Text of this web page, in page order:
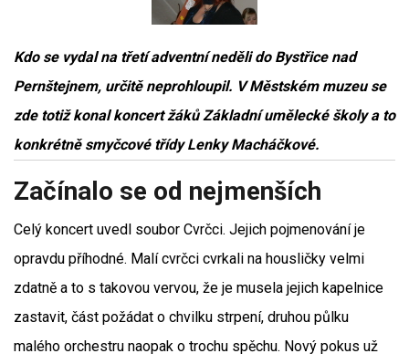
Kdo se vydal na třetí adventní neděli do Bystřice nad
Pernštejnem, určitě neprohloupil. V Městském muzeu se
zde totiž konal koncert žáků Základní umělecké školy a to
konkrétně smyčcové třídy Lenky Macháčkové.
Začínalo se od nejmenších
Celý koncert uvedl soubor Cvrčci. Jejich pojmenování je
opravdu příhodné. Malí cvrčci cvrkali na housličky velmi
zdatně a to s takovou vervou, že je musela jejich kapelnice
zastavit, část požádat o chvilku strpení, druhou půlku
malého orchestru naopak o trochu spěchu. Nový pokus už